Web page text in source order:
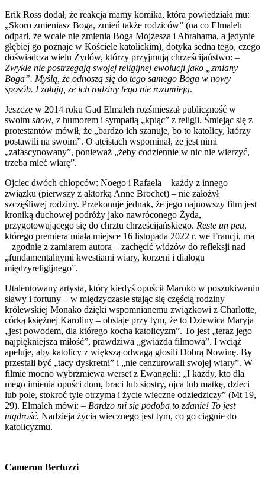
Erik Ross dodał, że reakcja mamy komika, która powiedziała mu:
„Skoro zmieniasz Boga, zmień także rodziców” (na co Elmaleh
odparł, że wcale nie zmienia Boga Mojżesza i Abrahama, a jedynie
głębiej go poznaje w Kościele katolickim), dotyka sedna tego, czego
doświadcza wielu Żydów, którzy przyjmują chrześcijaństwo: –
Zwykle nie postrzegają swojej religijnej ewolucji jako „zmiany
Boga”. Myślą, że odnoszą się do tego samego Boga w nowy
sposób. I żałują, że ich rodziny tego nie rozumieją.
Jeszcze w 2014 roku Gad Elmaleh rozśmieszał publiczność w
swoim show, z humorem i sympatią „kpiąc” z religii. Śmiejąc się z
protestantów mówił, że „bardzo ich szanuje, bo to katolicy, którzy
postawili na swoim”. O ateistach wspominał, że jest nimi
„zafascynowany”, ponieważ „żeby codziennie w nic nie wierzyć,
trzeba mieć wiarę”.
Ojciec dwóch chłopców: Noego i Rafaela – każdy z innego
związku (pierwszy z aktorką Anne Brochet) – nie założył
szczęśliwej rodziny. Przekonuje jednak, że jego najnowszy film jest
kroniką duchowej podróży jako nawróconego Żyda,
przygotowującego się do chrztu chrześcijańskiego. Reste un peu,
którego premiera miała miejsce 16 listopada 2022 r. we Francji, ma
– zgodnie z zamiarem autora – zachęcić widzów do refleksji nad
„fundamentalnymi kwestiami wiary, korzeni i dialogu
międzyreligijnego”.
Utalentowany artysta, który kiedyś opuścił Maroko w poszukiwaniu
sławy i fortuny – w międzyczasie stając się częścią rodziny
królewskiej Monako dzięki wspomnianemu związkowi z Charlotte,
córką księżnej Karoliny – obstaje przy tym, że to Dziewica Maryja
„jest powodem, dla którego kocha katolicyzm”. To jest „teraz jego
najpiękniejsza miłość”, prawdziwa „gwiazda filmowa”. I wciąż
apeluje, aby katolicy z większą odwagą głosili Dobrą Nowinę. By
przestali być „tacy dyskretni” i „nie cenzurowali swojej wiary”. W
filmie mocno wybrzmiewa werset z Ewangelii: „I każdy, kto dla
mego imienia opuści dom, braci lub siostry, ojca lub matkę, dzieci
lub pole, stokroć tyle otrzyma i życie wieczne odziedziczy” (Mt 19,
29). Elmaleh mówi: – Bardzo mi się podoba to zdanie! To jest
mądrość. Nadzieja życia wiecznego jest tym, co go ciągnie do
katolicyzmu.
Cameron Bertuzzi